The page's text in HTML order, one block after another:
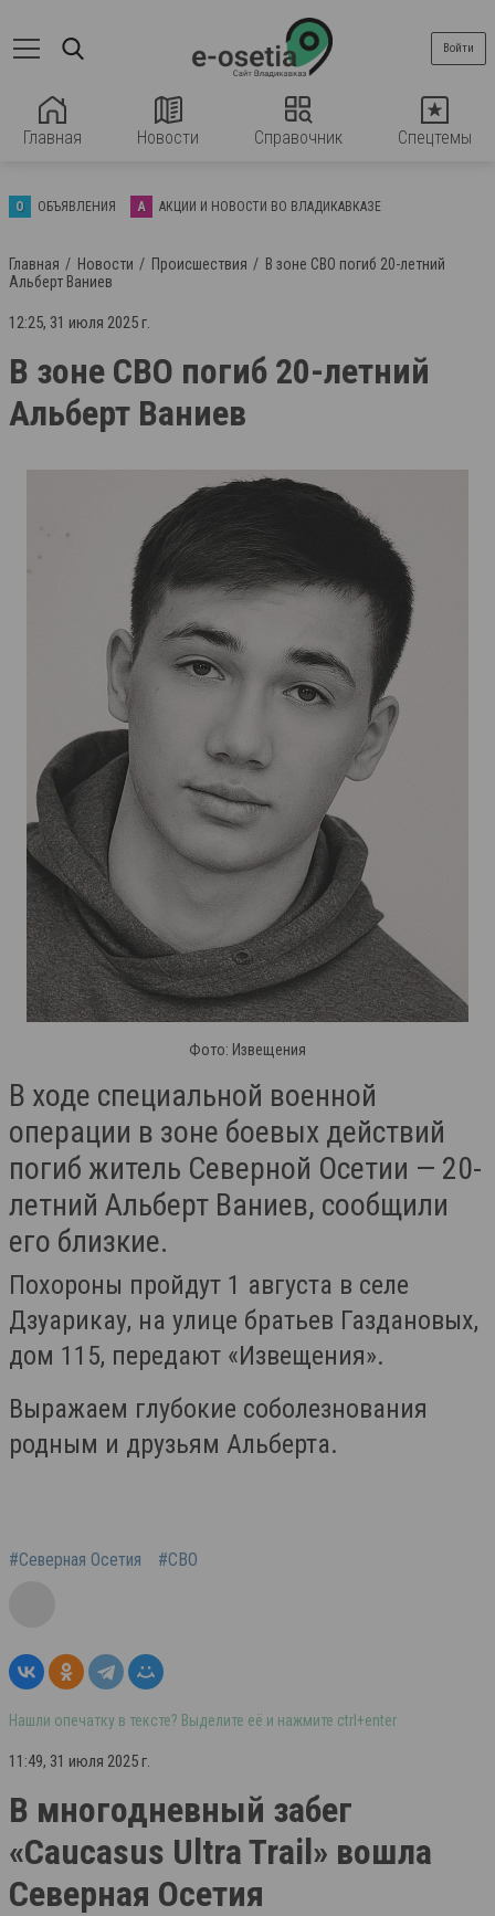
Главная Новости Справочник Спецтемы
Войти
О ОБЪЯВЛЕНИЯ А АКЦИИ И НОВОСТИ ВО ВЛАДИКАВКАЗЕ
Главная Новости Происшествия
В зоне СВО погиб 20-летний
Альберт Ваниев
12:25, 31 июля 2025 г.
В зоне СВО погиб 20-летний
Альберт Ваниев
Фото: Извещения
В ходе специальной военной
операции в зоне боевых действий
погиб житель Северной Осетии — 20-
летний Альберт Ваниев, сообщили
его близкие.
Похороны пройдут 1 августа в селе
Дзуарикау, на улице братьев Газдановых,
дом 115, передают «Извещения».
Выражаем глубокие соболезнования
родным и друзьям Альберта.
#Северная Осетия #СВО
Нашли опечатку в тексте? Выделите её и нажмите ctrl+enter
11:49, 31 июля 2025 г.
В многодневный забег
«Caucasus Ultra Trail» вошла
Северная Осетия